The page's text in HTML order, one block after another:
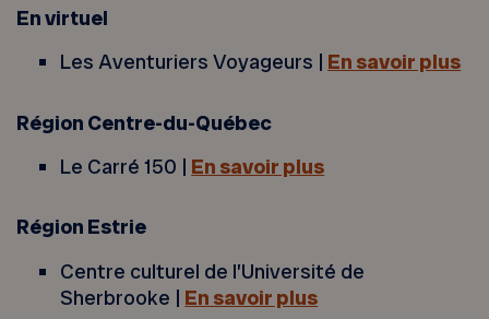
En virtuel
Les Aventuriers Voyageurs | En savoir plus
Région Centre-du-Québec
Le Carré 150 | En savoir plus
Région Estrie
Centre culturel de l’Université de
Sherbrooke | En savoir plus